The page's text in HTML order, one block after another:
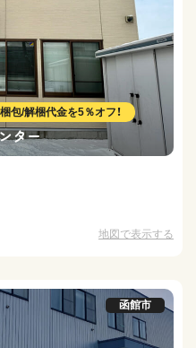
/解梱代金を5％オフ！
ター
地図で表示する
函館市